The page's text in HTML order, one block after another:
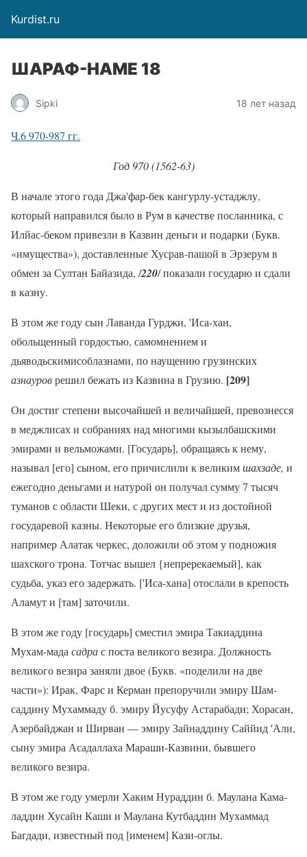
Kurdist.ru
ШАРАФ-НАМЕ 18
Sipki 18 лет назад
Ч.6 970-987 гг.
Год 970 (1562-63)
В начале этого года Джа'фар-бек кангурлу-устаджлу,
который направился было в Рум в качестве посланника, с
Илйас-беком привезли в Казвин деньги и подарки (Букв.
«имущества»), доставленные Хусрав-пашой в Эрзерум в
обмен за Султан Байазида, /220/ показали государю и сдали
в казну.
В этом же году сын Лаванда Гурджи, 'Иса-хан,
обольщенный гордостью, самомнением и
дьяводьскимисоблазнами, по наущению грузинских
азнауроврешил бежать из Казвина в Грузию. [209]
Он достиг степени высочайшей и величайшей, превознесся
в меджлисах и собраниях над многими кызылбашскими
эмирами и вельможами. [Государь], обращаясь к нему,
называл [его] сыном, его причислили к великимшахзаде, и
ежегодно деньгами и натурой он получал сумму 7 тысяч
туманов с области Шеки, с других мест и из достойной
государевой казны. Некоторые его близкие друзья,
например Алатак черкес, доложили об этом у подножия
шахского трона. Тотчас вышел {непререкаемый], как
судьба, указ его задержать. ['Иса-хана] отослали в крепость
Аламут и [там] заточили.
В этом же году [государь] сместил эмира Такиаддина
Мухам-мада садрас поста великого везира. Должность
великого везира заняли двое (Букв. «поделили на две
части»): Ирак, Фарс и Керман препоручили эмиру Шам-
саддину Мухаммаду б. эмиру Йусуфу Астарабади; Хорасан,
Азербайджан и Ширван — эмиру Зайнаддину Саййид 'Али,
сыну эмира Асадаллаха Мараши-Казвини, бывшего
великого везира.
В этом же году умерли Хаким Нураддин б. Маулана Кама-
ладдин Хусайн Каши и Маулана Кутбаддин Мухаммад
Багдади, известный под [именем] Кази-оглы.